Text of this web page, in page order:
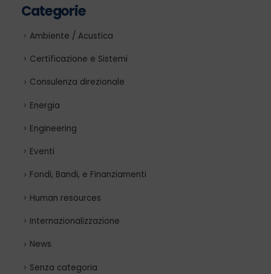
Categorie
Ambiente / Acustica
Certificazione e Sistemi
Consulenza direzionale
Energia
Engineering
Eventi
Fondi, Bandi, e Finanziamenti
Human resources
Internazionalizzazione
News
Senza categoria